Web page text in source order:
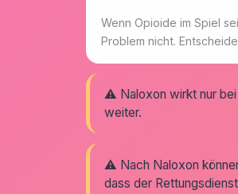
Wenn Opioide im Spiel
Problem nicht.
⚠️ Naloxon wirkt nur bei
weiter.
⚠️ Nach Naloxon
dass der